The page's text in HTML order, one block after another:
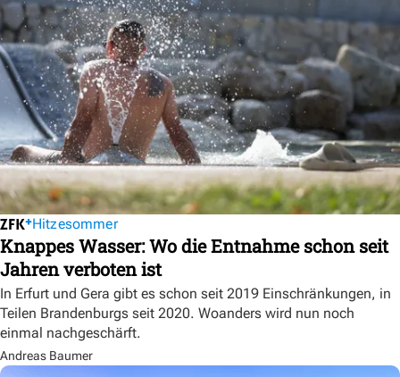
Hitzesommer
Knappes Wasser: Wo die Entnahme schon seit
Jahren verboten ist
In Erfurt und Gera gibt es schon seit 2019 Einschränkungen, in
Teilen Brandenburgs seit 2020. Woanders wird nun noch
einmal nachgeschärft.
Andreas Baumer